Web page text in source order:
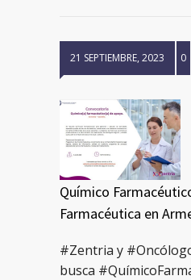
21 SEPTIEMBRE, 2023 0
Químico
Farmacéutica en
#Zentria y
busca